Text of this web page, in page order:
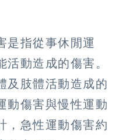
是指從事休閒運
動造成的傷害。
及肢體活動造成的
動傷害與慢性運動
，急性運動傷害約